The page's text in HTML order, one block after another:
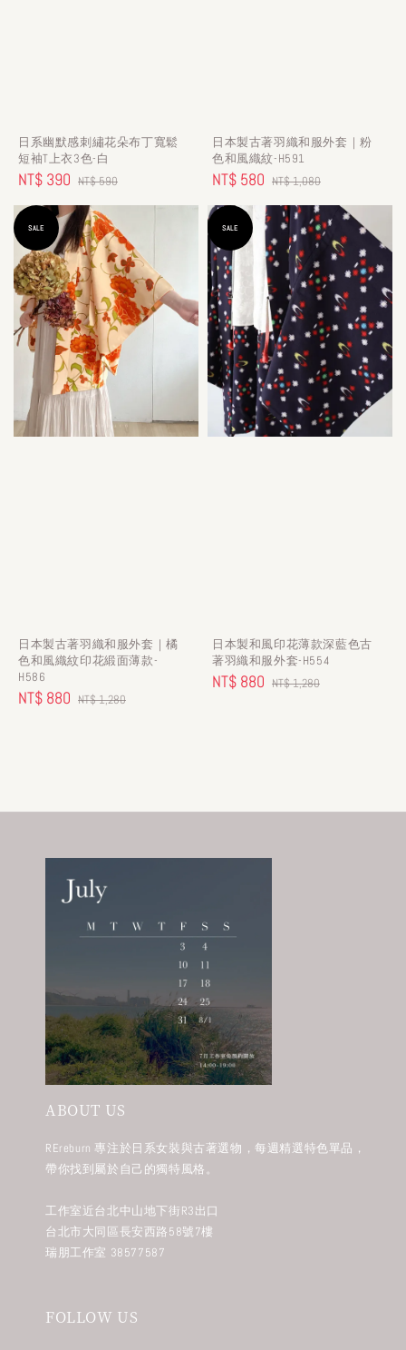
日系幽默感刺繡花朵布丁寬鬆
短袖T上衣3色-白
Sale
price
NT$ 390 Regular
price
NT$ 590
日本製古著羽織和服外套｜粉
色和風織紋-H591
Sale
price
NT$ 580 Regular
price
NT$ 1,080
SALE
日本製古著羽織和服外套｜橘
色和風織紋印花緞面薄款-
H586
Sale
NT$ 880 Regular
NT$ 1,280
SALE
日本製和風印花薄款深藍色古
著羽織和服外套-H554
Sale
NT$ 880 Regular
NT$ 1,280
ABOUT US
REreburn 專注於日系女裝與古著選物，每週精選特色單品，
帶你找到屬於自己的獨特風格。
工作室近台北中山地下街R3出口
台北市大同區長安西路58號7樓
瑞朋工作室 38577587
FOLLOW US